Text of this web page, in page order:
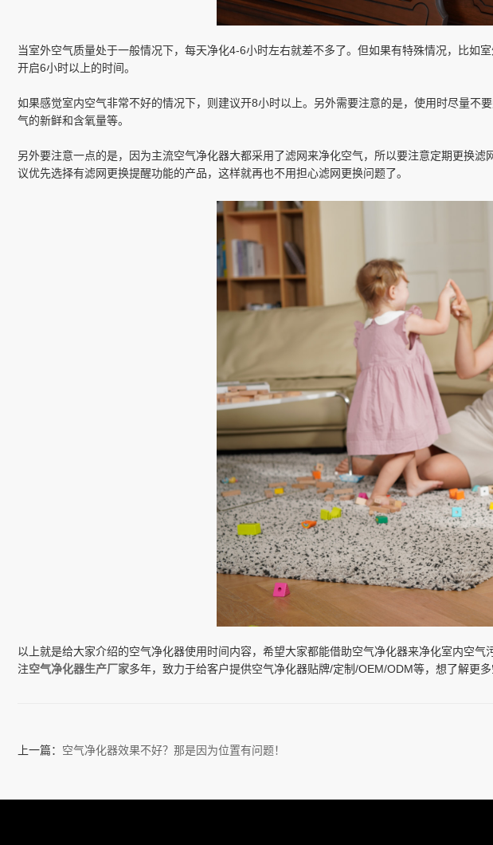
当室外空气质量处于一般情况下，每天净化4-6小时左右就差不多了。但如果有特殊情况，比
开启6小时以上的时间。
如果感觉室内空气非常不好的情况下，则建议开8小时以上。另外需要注意的是，使用时尽量
气的新鲜和含氧量等。
另外要注意一点的是，因为主流空气净化器大都采用了滤网来净化空气，所以要注意定期更换
议优先选择有滤网更换提醒功能的产品，这样就再也不用担心滤网更换问题了。
以上就是给大家介绍的空气净化器使用时间内容，希望大家都能借助空气净化器来净化室内空
注空气净化器生产厂家多年，致力于给客户提供空气净化器贴牌/定制/OEM/ODM等，想了解更
上一篇： 空气净化器效果不好？那是因为位置有问题！